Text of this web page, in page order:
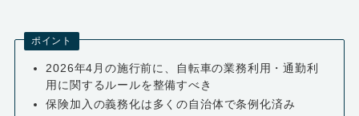
ポイント
2026年4月の施行前に、自転車の業務利用・通勤利
用に関するルールを整備すべき
保険加入の義務化は多くの自治体で条例化済み